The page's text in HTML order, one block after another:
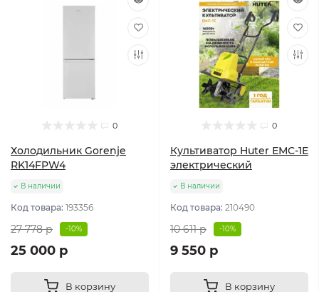
0
Холодильник Gorenje
RK14FPW4
В наличии
Код товара: 193356
27 778 р -10%
25 000 р
В корзину
0
Культиватор Huter ЕМС-1E
электрический
В наличии
Код товара: 210490
10 611 р -10%
9 550 р
В корзину